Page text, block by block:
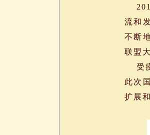
流和
不断
联盟
受疫
此次
扩展